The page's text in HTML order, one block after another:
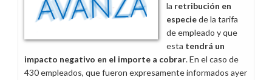
la retribución en
especiede la tarifa
de empleado y que
esta tendrá un
impacto negativo en el importe a cobrar. En el caso de
430 empleados, que fueron expresamente informados ayer